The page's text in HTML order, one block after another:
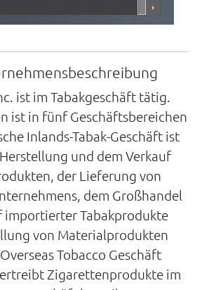
ist im Tabakgeschäft tätig.
ist in fünf Geschäftsbereichen
Inlands-Tabak-Geschäft ist
und dem Verkauf
der Lieferung von
dem Großhandel
importierter Tabakprodukte
von Materialprodukten
Tobacco Geschäft
Zigarettenprodukte im